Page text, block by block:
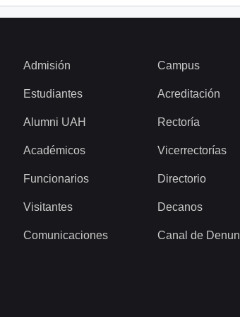
Admisión
Estudiantes
Alumni UAH
Académicos
Funcionarios
Visitantes
Comunicaciones
Campus
Acreditación
Rectoría
Vicerrectorías
Directorio
Decanos
Canal de